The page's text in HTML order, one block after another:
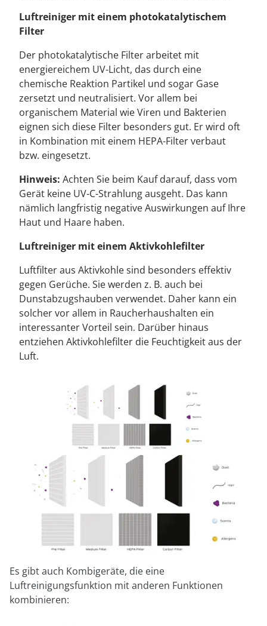
Luftreiniger mit einem photokatalytischem
Filter
Der photokatalytische Filter arbeitet mit
energiereichem UV-Licht, das durch eine
chemische Reaktion Partikel und sogar Gase
zersetzt und neutralisiert. Vor allem bei
organischem Material wie Viren und Bakterien
eignen sich diese Filter besonders gut. Er wird oft
in Kombination mit einem HEPA-Filter verbaut
bzw. eingesetzt.
Hinweis: Achten Sie beim Kauf darauf, dass vom
Gerät keine UV-C-Strahlung ausgeht. Das kann
nämlich langfristig negative Auswirkungen auf Ihre
Haut und Haare haben.
Luftreiniger mit einem Aktivkohlefilter
Luftfilter aus Aktivkohle sind besonders effektiv
gegen Gerüche. Sie werden z. B. auch bei
Dunstabzugshauben verwendet. Daher kann ein
solcher vor allem in Raucherhaushalten ein
interessanter Vorteil sein. Darüber hinaus
entziehen Aktivkohlefilter die Feuchtigkeit aus der
Luft.
Es gibt auch Kombigeräte, die eine
Luftreinigungsfunktion mit anderen Funktionen
kombinieren: